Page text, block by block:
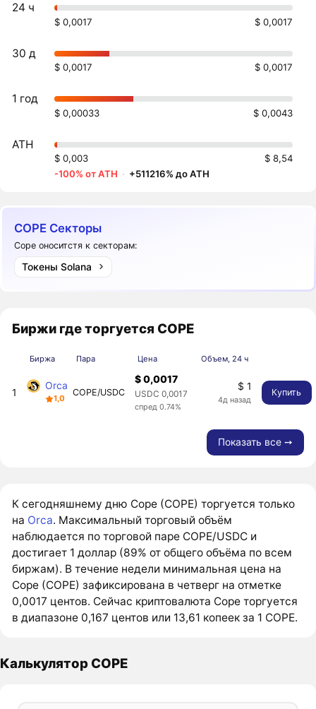
24 ч
$ 0,0017 $ 0,0017
30 д
$ 0,0017 $ 0,0017
1 год
$ 0,00033 $ 0,0043
ATH
$ 0,003
$ 8,54
-100% от ATH · +511216% до ATH
COPE Секторы
Cope оноситстя к секторам:
Токены Solana
Биржи где торгуется COPE
Биржа Пара Цена Объем, 24 ч
1
Orca
1,0
COPE/USDC
$ 0,0017
USDC 0,0017
спред 0.74%
$ 1
4д назад
Купить
Показать все ➙
К сегодняшнему дню Cope (COPE) торгуется только
на Orca. Максимальный торговый объём
наблюдается по торговой паре COPE/USDC и
достигает 1 доллар (89% от общего объёма по всем
биржам). В течение недели минимальная цена на
Cope (COPE) зафиксирована в четверг на отметке
0,0017 центов. Сейчас криптовалюта Cope торгуется
в диапазоне 0,167 центов или 13,61 копеек за 1 COPE.
Калькулятор COPE